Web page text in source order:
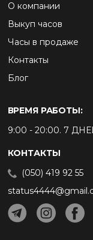
О компании
Выкуп часов
Часы в продаже
Контакты
Блог
ВРЕМЯ РАБОТЫ:
9:00 - 20:00. 7
КОНТАКТЫ
(050) 419 92 55